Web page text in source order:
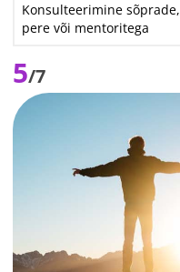
Konsulteerimine sõprade,
pere või mentoritega
5/7